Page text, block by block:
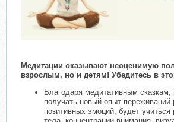
Медитации оказывают неоценимую
взрослым, но и детям! Убедитесь в
Благодаря медитативным сказкам,
получать новый опыт переживаний
позитивных эмоций, будет